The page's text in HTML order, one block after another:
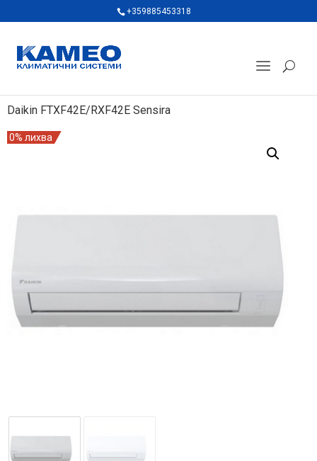
+359885453318
Daikin FTXF42E/RXF42E Sensira
0% лихва